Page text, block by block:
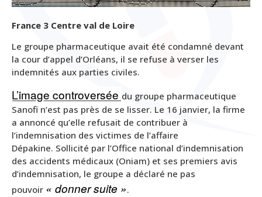
France 3 Centre val de Loire
Le groupe pharmaceutique avait été condamné devant
la cour d’appel d’Orléans, il se refuse à verser les
indemnités aux parties civiles.
L’image controversée du groupe pharmaceutique
Sanofi n’est pas près de se lisser. Le 16 janvier, la firme
a annoncé qu’elle refusait de contribuer à
l’indemnisation des victimes de l’affaire
Dépakine. Sollicité par l’Office national d’indemnisation
des accidents médicaux (Oniam) et ses premiers avis
d’indemnisation, le groupe a déclaré ne pas
pouvoir « donner suite ».